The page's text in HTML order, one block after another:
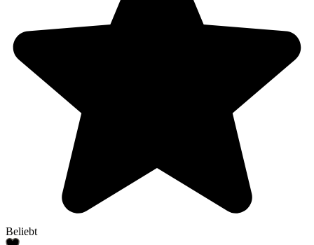
Beliebt